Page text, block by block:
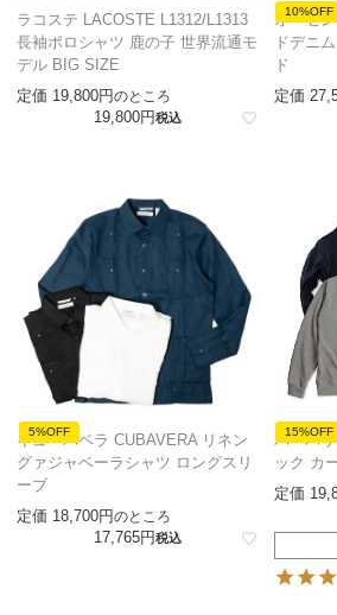
ラコステ LACOSTE L1312/L1313
長袖ポロシャツ 鹿の子 世界流通モ
デル BIG SIZE
定価 19,800 のところ
19,800 税込
10%OFF
オーセ
ドデニ
ド
定価
5%OFF
キューバベラ CUBAVERA リネン
グァジャベーラシャツ ロングスリ
ーブ
定価 18,700 のところ
17,765 税込
15%OFF
バーバ
ック カ
定価